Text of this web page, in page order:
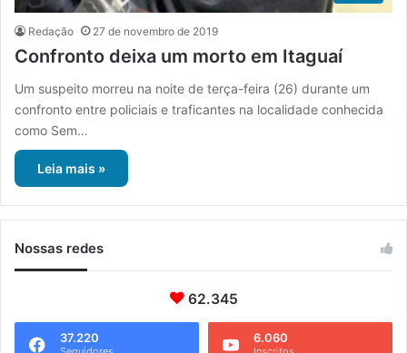
Redação 27 de novembro de 2019
Confronto deixa um morto em Itaguaí
Um suspeito morreu na noite de terça-feira (26) durante um
confronto entre policiais e traficantes na localidade conhecida
como Sem…
Leia mais »
Nossas redes
62.345
37.220 6.060